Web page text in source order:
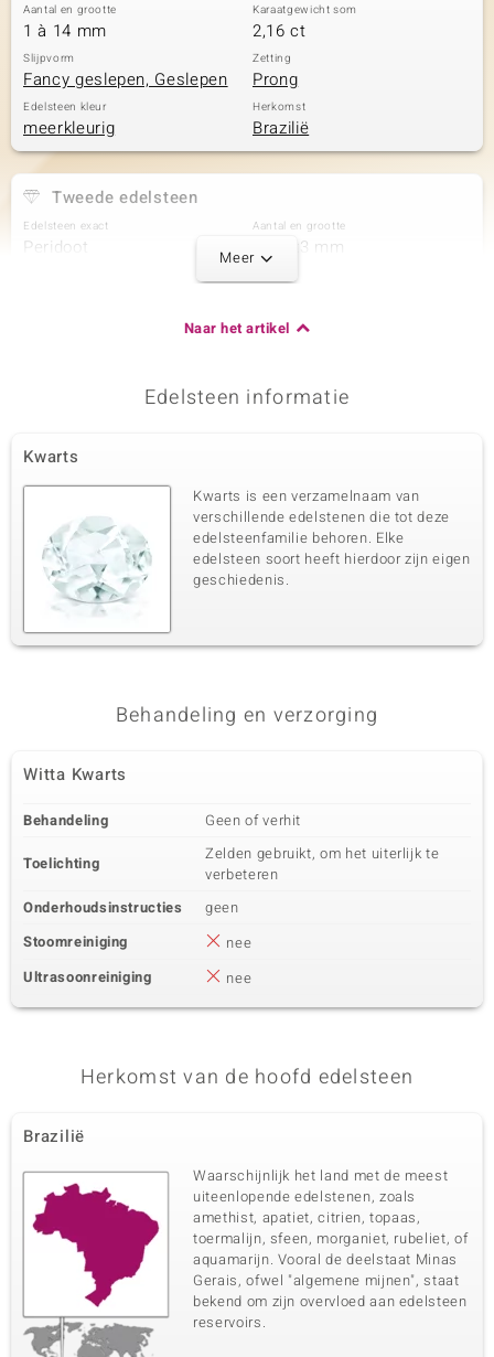
Aantal en grootte
1 à 14 mm
Karaatgewicht som
2,16 ct
Slijpvorm
Fancy geslepen, Geslepen
Zetting
Prong
Edelsteen kleur
meerkleurig
Herkomst
Brazilië
Tweede edelsteen
Edelsteen exact
Peridoot
Aantal en grootte
4 à 4x3 mm
Herkomst
Rhodoliet
Karaatgewicht som Slijpvorm
Ovaal geslepen
Zetting
Prong
Herkomst
Indië
Vierde edelsteen
Karaatgewicht som Slijpvorm
Rond geslepen
Prong
Meer
Naar het artikel
Edelsteen informatie
Kwarts
Kwarts is een verzamelnaam van
verschillende edelstenen die tot deze
edelsteenfamilie behoren. Elke
edelsteen soort heeft hierdoor zijn eigen
geschiedenis.
Behandeling en verzorging
Witta Kwarts
Behandeling Geen of verhit
Toelichting
Zelden gebruikt, om het uiterlijk te
verbeteren
Onderhoudsinstructies
geen
Stoomreiniging
nee
Ultrasoonreiniging
nee
Herkomst van de hoofd edelsteen
Brazilië
Waarschijnlijk het land met de meest
uiteenlopende edelstenen, zoals
amethist, apatiet, citrien, topaas,
toermalijn, sfeen, morganiet, rubeliet, of
aquamarijn. Vooral de deelstaat Minas
Gerais, ofwel "algemene mijnen", staat
bekend om zijn overvloed aan edelsteen
reservoirs.